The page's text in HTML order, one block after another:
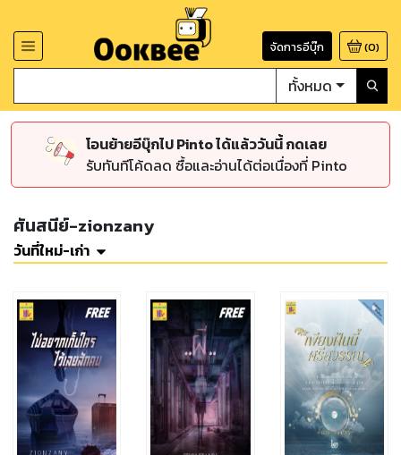
จัดการอีบุ๊ก (0)
ทั้งหมด
โอนย้ายอีบุ๊กไป Pinto ได้แล้ววันนี้ กดเลย
รับทันทีโค้ดลด ซื้อและอ่านได้ต่อเนื่องที่ Pinto
ศันสนีย์-zionzany
วันที่ใหม่-เก่า